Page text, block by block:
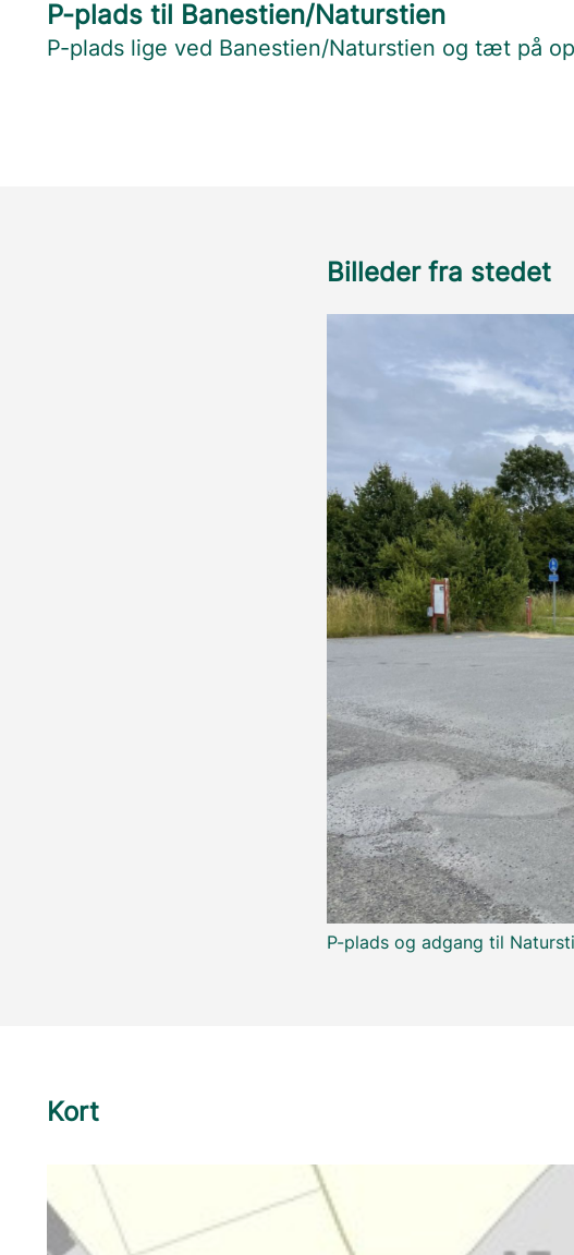
P-plads til Banestien/Naturstien
P-plads lige ved Banestien/Naturstien og tæt på
Billeder fra stedet
P-plads og adgang til
Kort